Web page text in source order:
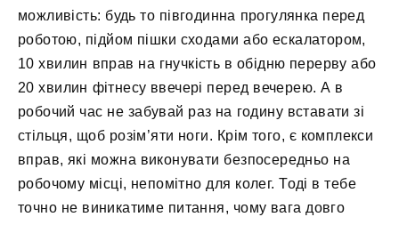
можливість: будь то півгодинна прогулянка перед
роботою, підйом пішки сходами або ескалатором,
10 хвилин вправ на гнучкість в обідню перерву або
20 хвилин фітнесу ввечері перед вечерею. А в
робочий час не забувай раз на годину вставати зі
стільця, щоб розім’яти ноги. Крім того, є комплекси
вправ, які можна виконувати безпосередньо на
робочому місці, непомітно для колег. Тоді в тебе
точно не виникатиме питання, чому вага довго